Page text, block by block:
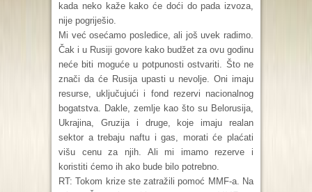
kada neko kaže kako će doći do pada izvoza,
nije pogriješio.
Mi već osećamo posledice, ali još uvek radimo.
Čak i u Rusiji govore kako budžet za ovu godinu
neće biti moguće u potpunosti ostvariti. Što ne
znači da će Rusija upasti u nevolje. Oni imaju
resurse, uključujući i fond rezervi nacionalnog
bogatstva. Dakle, zemlje kao što su Belorusija,
Ukrajina, Gruzija i druge, koje imaju realan
sektor a trebaju naftu i gas, morati će plaćati
višu cenu za njih. Ali mi imamo rezerve i
koristiti ćemo ih ako bude bilo potrebno.
RT: Tokom krize ste zatražili pomoć MMF-a. Na